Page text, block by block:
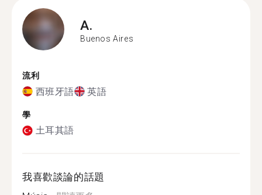
A.
Buenos Aires
流利
西班牙語 英語
學
土耳其語
我喜歡談論的話題